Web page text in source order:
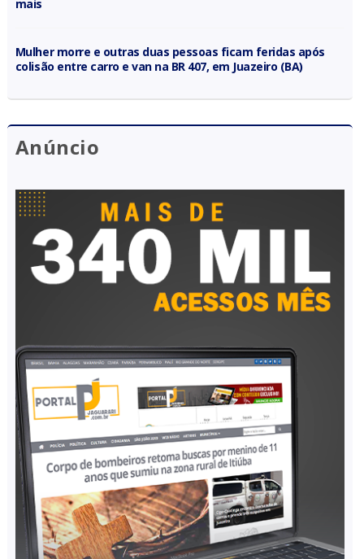
mais
Mulher morre e outras duas pessoas ficam feridas após
colisão entre carro e van na BR 407, em Juazeiro (BA)
Anúncio